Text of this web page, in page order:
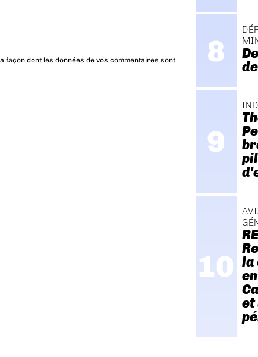
façon dont les données de vos commentaires sont
la
et